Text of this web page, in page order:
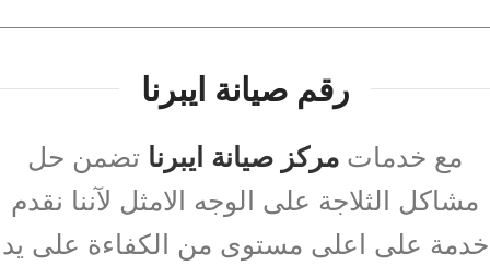
رقم صيانة ايبرنا
مع خدمات مركز صيانة ايبرنا تضمن حل
مشاكل الثلاجة على الوجه الامثل لآننا نقدم
خدمة على اعلى مستوى من الكفاءة على يد